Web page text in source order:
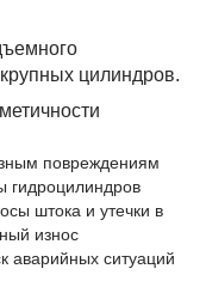
цилиндров.
повреждениям
гидроцилиндров
штока и утечки в
износ
аварийных ситуаций